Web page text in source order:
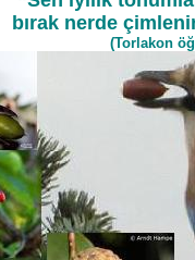
bırak nerde
(Torlakon